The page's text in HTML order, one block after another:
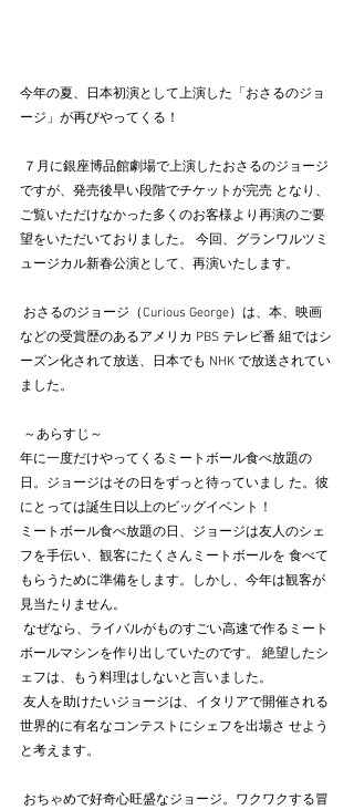
今年の夏、日本初演として上演した「おさるのジョ
ージ」が再びやってくる！
ですが、発売後早い段階でチケットが完売 となり、
ご覧いただけなかった多くのお客様より再演のご要
望をいただいておりました。 今回、グランワルツミ
ュージカル新春公演として、再演いたします。
などの受賞歴のあるアメリカ PBS テレビ番 組ではシ
ーズン化されて放送、日本でも NHK で放送されてい
ました。
～あらすじ～
年に一度だけやってくるミートボール食べ放題の
日。ジョージはその日をずっと待っていまし た。彼
にとっては誕生日以上のビッグイベント！
ミートボール食べ放題の日、ジョージは友人のシェ
フを手伝い、観客にたくさんミートボールを 食べて
もらうために準備をします。しかし、今年は観客が
見当たりません。
ボールマシンを作り出していたのです。 絶望したシ
ェフは、もう料理はしないと言いました。
世界的に有名なコンテストにシェフを出場さ せよう
と考えます。